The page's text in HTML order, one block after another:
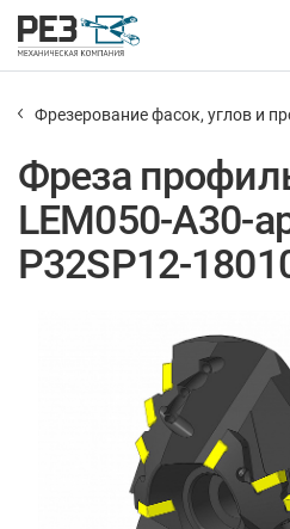
Фрезерование фасок, углов и
Фреза
LEM050-A30-
P32SP12-